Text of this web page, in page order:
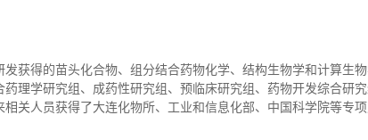
获得的苗头化合物、组分结合药物化学、结构生物学和计算生
理学研究组、成药性研究组、预临床研究组、药物开发综合研
关人员获得了大连化物所、工业和信息化部、中国科学院等专